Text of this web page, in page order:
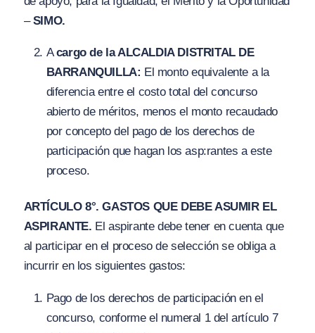
–SIMO.
Acargo de la ALCALDIA DISTRITAL DE
BARRANQUILLA: El monto equivalente a la
diferencia entre el costo total del concurso
abierto de méritos, menos el monto recaudado
por concepto del pago de los derechos de
participación que hagan los asp:rantes a este
proceso.
ARTÍCULO 8°. GASTOS QUE DEBE ASUMIR EL
ASPIRANTE. El aspirante debe tener en cuenta que
al participar en el proceso de selección se obliga a
incurrir en los siguientes gastos:
Pago de los derechos de participación en el
concurso, conforme el numeral 1 del artículo 7